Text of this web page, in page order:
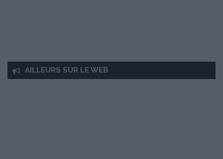
AILLEURS SUR LE WEB